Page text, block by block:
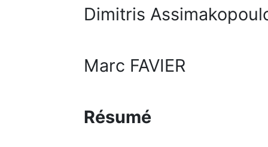
Dimitris
Marc FAVIER
Résumé